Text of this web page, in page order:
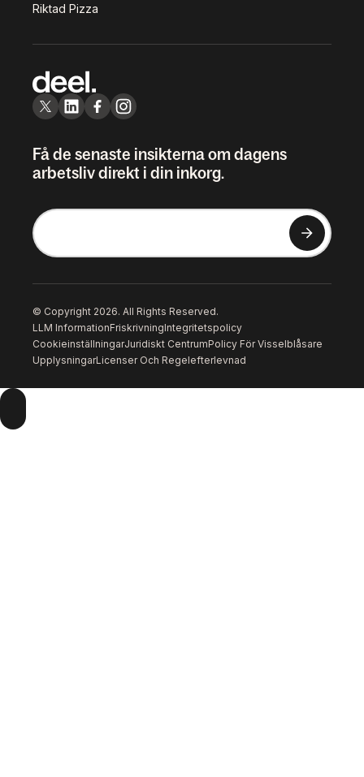
Riktad Pizza
Få de senaste insikterna om dagens
arbetsliv direkt i din inkorg.
© Copyright 2026. All Rights Reserved.
LLM InformationFriskrivningIntegritetspolicy
CookieinställningarJuridiskt CentrumPolicy För Visselblåsare
UpplysningarLicenser Och Regelefterlevnad